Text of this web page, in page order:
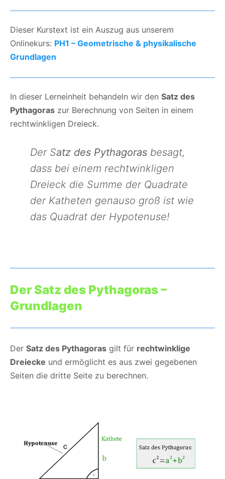
Dieser Kurstext ist ein Auszug aus unserem
Onlinekurs: PH1 – Geometrische & physikalische
Grundlagen
In dieser Lerneinheit behandeln wir den Satz des
Pythagoras zur Berechnung von Seiten in einem
rechtwinkligen Dreieck.
Der Satz des Pythagoras besagt,
dass bei einem rechtwinkligen
Dreieck die Summe der Quadrate
der Katheten genauso groß ist wie
das Quadrat der Hypotenuse!
Der Satz des Pythagoras –
Grundlagen
Der Satz des Pythagoras gilt für rechtwinklige
Dreiecke und ermöglicht es aus zwei gegebenen
Seiten die dritte Seite zu berechnen.